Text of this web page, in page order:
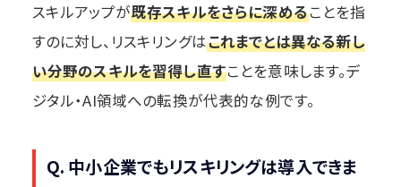
スキルアップが既存スキルをさらに深めることを指
すのに対し、リスキリングはこれまでとは異なる新し
い分野のスキルを習得し直すことを意味します。デ
ジタル・AI領域への転換が代表的な例です。
Q. 中小企業でもリスキリングは導入できま